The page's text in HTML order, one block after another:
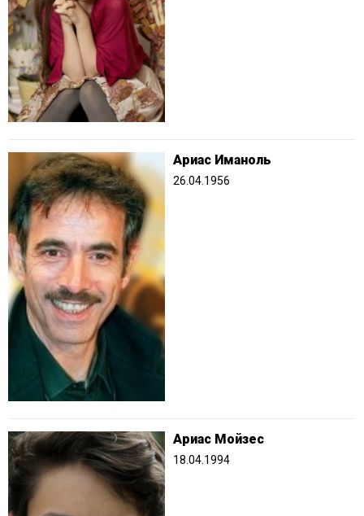
Ариас Иманоль
26.04.1956
Ариас Мойзес
18.04.1994